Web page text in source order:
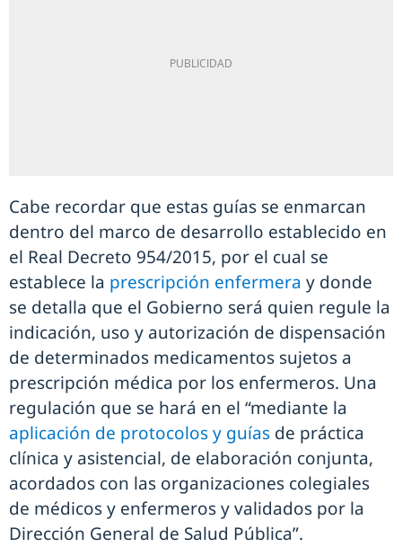
Cabe recordar que estas guías se enmarcan
dentro del marco de desarrollo establecido en
el Real Decreto 954/2015, por el cual se
establece la prescripción enfermera y donde
se detalla que el Gobierno será quien regule la
indicación, uso y autorización de dispensación
de determinados medicamentos sujetos a
prescripción médica por los enfermeros. Una
regulación que se hará en el “mediante la
aplicación de protocolos y guías de práctica
clínica y asistencial, de elaboración conjunta,
acordados con las organizaciones colegiales
de médicos y enfermeros y validados por la
Dirección General de Salud Pública”.